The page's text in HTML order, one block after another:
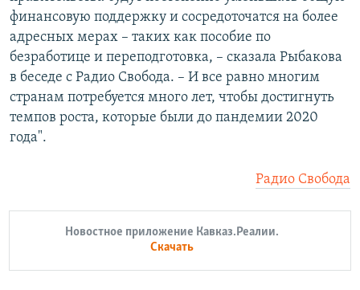
финансовую поддержку и сосредоточатся на более
адресных мерах – таких как пособие по
безработице и переподготовка, – сказала Рыбакова
в беседе с Радио Свобода. – И все равно многим
странам потребуется много лет, чтобы достигнуть
темпов роста, которые были до пандемии 2020
года".
Радио Свобода
Новостное приложение Кавказ.Реалии.
Скачать